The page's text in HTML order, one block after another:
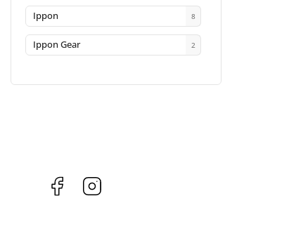
Ippon 8
Ippon Gear 2
Facebook